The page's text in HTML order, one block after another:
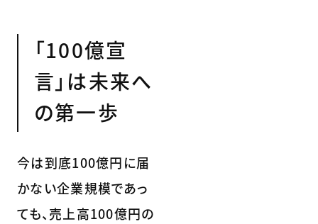
「100億宣
言」は未来へ
の第一歩
今は到底100億円に届
かない企業規模であっ
ても、売上高100億円の